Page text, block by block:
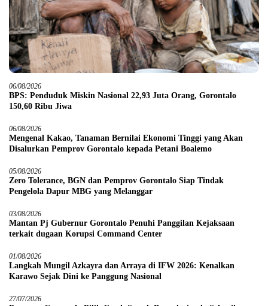
06/08/2026
BPS: Penduduk Miskin Nasional 22,93 Juta Orang, Gorontalo
150,60 Ribu Jiwa
06/08/2026
Mengenal Kakao, Tanaman Bernilai Ekonomi Tinggi yang Akan
Disalurkan Pemprov Gorontalo kepada Petani Boalemo
05/08/2026
Zero Tolerance, BGN dan Pemprov Gorontalo Siap Tindak
Pengelola Dapur MBG yang Melanggar
03/08/2026
Mantan Pj Gubernur Gorontalo Penuhi Panggilan Kejaksaan
terkait dugaan Korupsi Command Center
01/08/2026
Langkah Mungil Azkayra dan Arraya di IFW 2026: Kenalkan
Karawo Sejak Dini ke Panggung Nasional
27/07/2026